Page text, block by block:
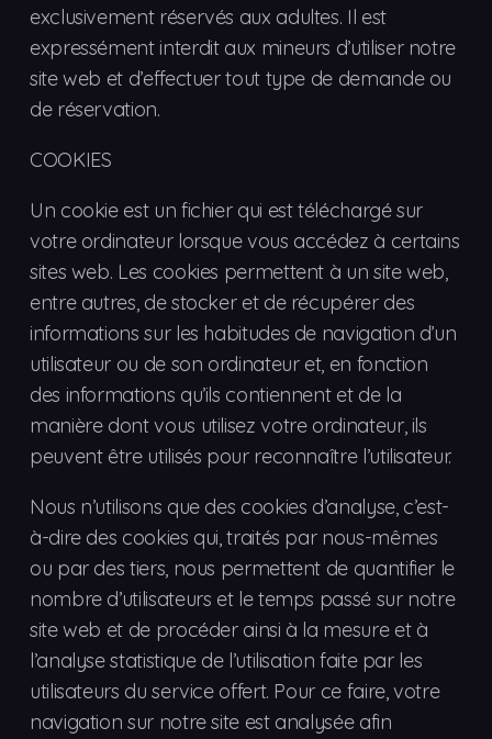
exclusivement réservés aux adultes. Il est
expressément interdit aux mineurs d’utiliser notre
site web et d’effectuer tout type de demande ou
de réservation.
COOKIES
Un cookie est un fichier qui est téléchargé sur
votre ordinateur lorsque vous accédez à certains
sites web. Les cookies permettent à un site web,
entre autres, de stocker et de récupérer des
informations sur les habitudes de navigation d’un
utilisateur ou de son ordinateur et, en fonction
des informations qu’ils contiennent et de la
manière dont vous utilisez votre ordinateur, ils
peuvent être utilisés pour reconnaître l’utilisateur.
Nous n’utilisons que des cookies d’analyse, c’est-
à-dire des cookies qui, traités par nous-mêmes
ou par des tiers, nous permettent de quantifier le
nombre d’utilisateurs et le temps passé sur notre
site web et de procéder ainsi à la mesure et à
l’analyse statistique de l’utilisation faite par les
utilisateurs du service offert. Pour ce faire, votre
navigation sur notre site est analysée afin